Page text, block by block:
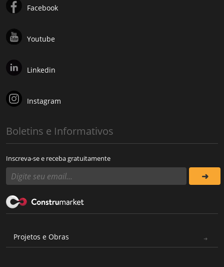
Facebook
Youtube
Linkedin
Instagram
Boletins e Informativos
Inscreva-se e receba gratuitamente
Projetos e Obras